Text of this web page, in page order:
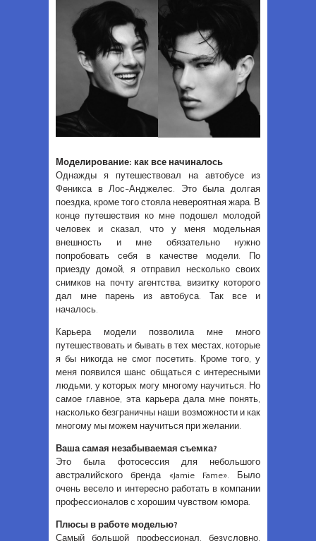
Моделирование: как все начиналось
Однажды я путешествовал на автобусе из
Феникса в Лос-Анджелес. Это была долгая
поездка, кроме того стояла невероятная жара. В
конце путешествия ко мне подошел молодой
человек и сказал, что у меня модельная
внешность и мне обязательно нужно
попробовать себя в качестве модели. По
приезду домой, я отправил несколько своих
снимков на почту агентства, визитку которого
дал мне парень из автобуса. Так все и
началось.
Карьера модели позволила мне много
путешествовать и бывать в тех местах, которые
я бы никогда не смог посетить. Кроме того, у
меня появился шанс общаться с интересными
людьми, у которых могу многому научиться. Но
самое главное, эта карьера дала мне понять,
насколько безграничны наши возможности и как
многому мы можем научиться при желании.
Ваша самая незабываемая съемка?
Это была фотосессия для небольшого
австралийского бренда «Jamie Fame». Было
очень весело и интересно работать в компании
профессионалов с хорошим чувством юмора.
Плюсы в работе моделью?
Самый большой профессионал, безусловно,